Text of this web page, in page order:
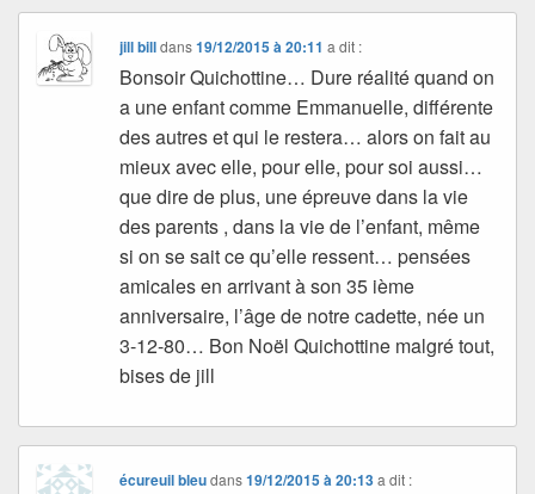
jill billdans19/12/2015 à 20:11 a dit :
Bonsoir Quichottine… Dure réalité quand on
a une enfant comme Emmanuelle, différente
des autres et qui le restera… alors on fait au
mieux avec elle, pour elle, pour soi aussi…
que dire de plus, une épreuve dans la vie
des parents , dans la vie de l’enfant, même
si on se sait ce qu’elle ressent… pensées
amicales en arrivant à son 35 ième
anniversaire, l’âge de notre cadette, née un
3-12-80… Bon Noël Quichottine malgré tout,
bises de jill
écureuil bleudans19/12/2015 à 20:13 a dit :